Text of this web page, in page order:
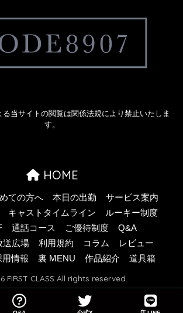
当サイトの閲覧は関係法規により禁止いたしま
す。
HOME
ての方へ 本日の出勤
サービス案内
キャストタイムライン
ルーキー制度
通話コース ご優待制度
Q&A
送広場
利用規約 コラム
レビュー
用情報 裏 MENU 作品紹介 道具箱
FIRST CLASS All rights reserved.